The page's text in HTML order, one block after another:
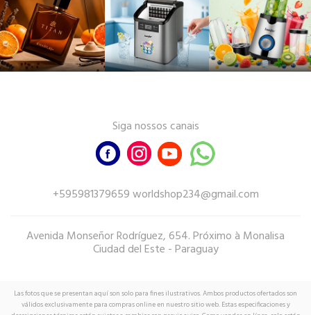
Siga nossos canais
+595981379659 worldshop234@gmail.com
Avenida Monseñor Rodríguez, 654. Próximo à Monalisa
Ciudad del Este - Paraguay
Las fotos que se presentan aquí son solo para fines ilustrativos. Ambos productos ofertados son
válidos exclusivamente para compras online en nuestro sitio web. Estas especificaciones y